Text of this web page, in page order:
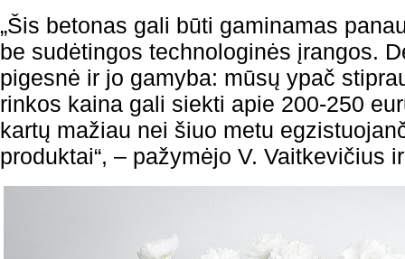
„Šis betonas gali būti gaminamas
be sudėtingos technologinės įrangos.
pigesnė ir jo gamyba: mūsų ypač
rinkos kaina gali siekti apie 200-250
kartų mažiau nei šiuo metu
produktai“, – pažymėjo V. Vaitkevičius